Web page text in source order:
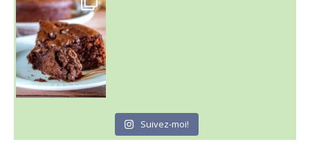
C'est lundi
Suivez-moi!